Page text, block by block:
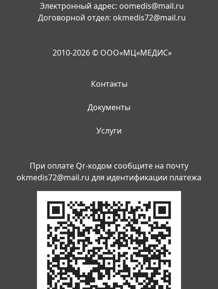
Электронный адрес: oomedis@mail.ru
Договорной отдел: okmedis72@mail.ru
2010-2026 © ООО«МЦ«МЕДИС»
Контакты
Документы
Услуги
При оплате Qr-кодом сообщите на почту
okmedis72@mail.ru для идентификации платежа